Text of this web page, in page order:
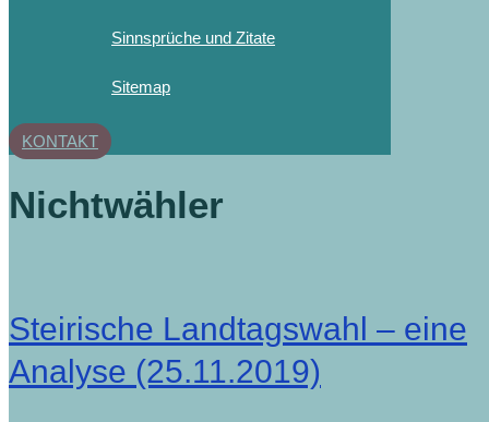
Sinnsprüche und Zitate
Sitemap
KONTAKT
Nichtwähler
Steirische Landtagswahl – eine
Analyse (25.11.2019)